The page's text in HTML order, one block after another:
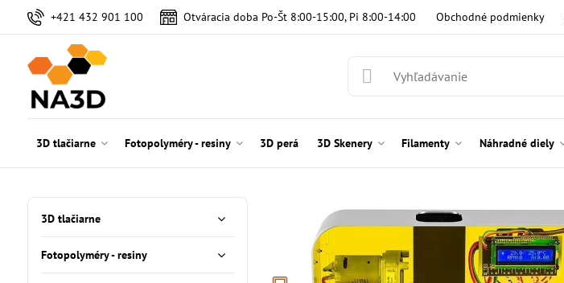
+421 432 901 100 Otváracia doba Po-Št 8:00-15:00, Pi 8:00-14:00 Obchodné podmienky
3D tlačiarne Fotopolyméry - resiny 3D perá 3D Skenery Filamenty Náhradné diely
3D tlačiarne
Fotopolyméry - resiny